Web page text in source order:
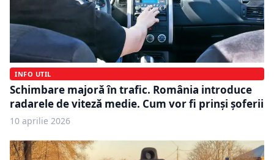
INFO UTIL
Schimbare majoră în trafic. România introduce
radarele de viteză medie. Cum vor fi prinși șoferii
10 aprilie 2026